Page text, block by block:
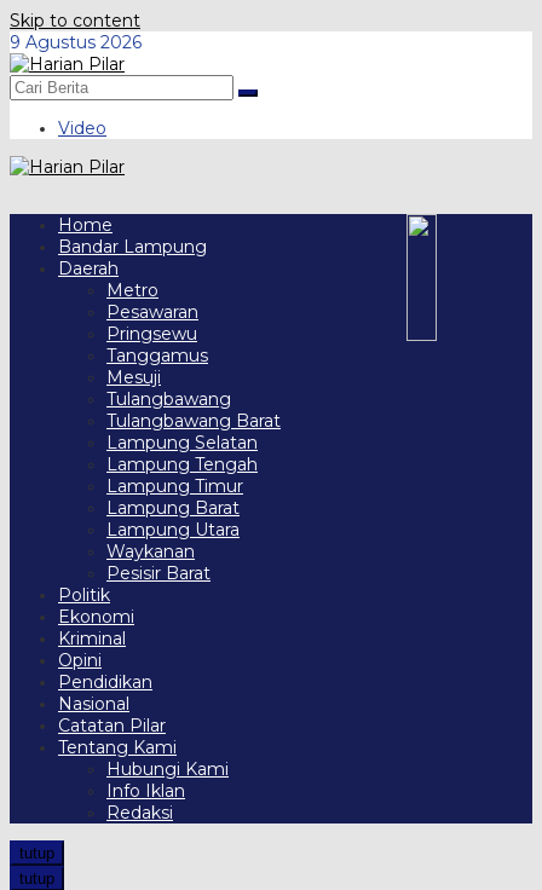
Skip to content
9 Agustus 2026
Video
Home
Bandar Lampung
Daerah
Metro
Pesawaran
Pringsewu
Tanggamus
Mesuji
Tulangbawang
Tulangbawang Barat
Lampung Selatan
Lampung Tengah
Lampung Timur
Lampung Barat
Lampung Utara
Waykanan
Pesisir Barat
Politik
Ekonomi
Kriminal
Opini
Pendidikan
Nasional
Catatan Pilar
Tentang Kami
Hubungi Kami
Info Iklan
Redaksi
tutup
tutup